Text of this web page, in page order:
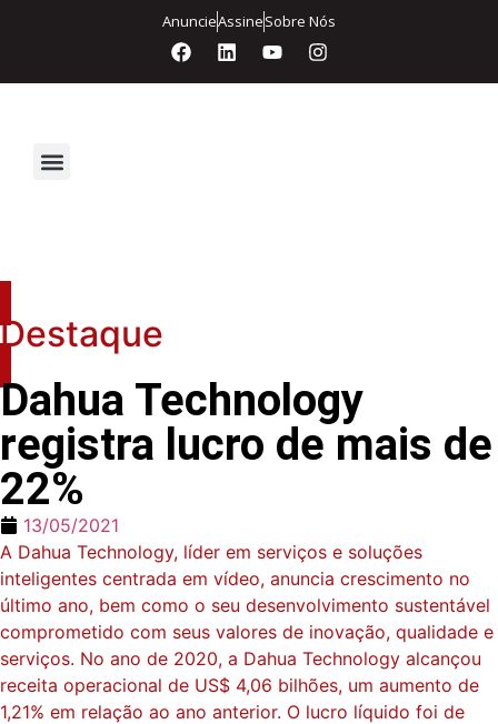
AnuncieAssineSobre Nós
Destaque
Dahua Technology
registra lucro de mais de
22%
13/05/2021
A Dahua Technology, líder em serviços e soluções
inteligentes centrada em vídeo, anuncia crescimento no
último ano, bem como o seu desenvolvimento sustentável
comprometido com seus valores de inovação, qualidade e
serviços. No ano de 2020, a Dahua Technology alcançou
receita operacional de US$ 4,06 bilhões, um aumento de
1,21% em relação ao ano anterior. O lucro líquido foi de